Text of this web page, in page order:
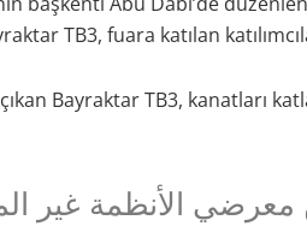
TB3, fuara katılan
Bayraktar TB3, kanatları
الأنظمة غير